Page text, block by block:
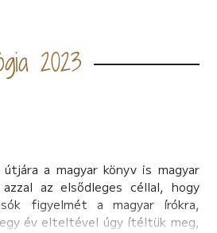
2023
a magyar könyv is magyar
az elsődleges céllal, hogy
figyelmét a magyar írókra,
év elteltével úgy ítéltük meg,